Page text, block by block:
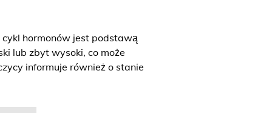
hormonów jest podstawą
lub zbyt wysoki, co może
informuje również o stanie